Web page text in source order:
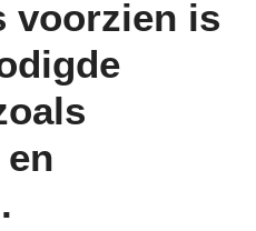
voorzien is